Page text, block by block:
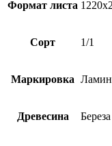
Формат листа
Сорт 1/1
Маркировка
Древесина Береза